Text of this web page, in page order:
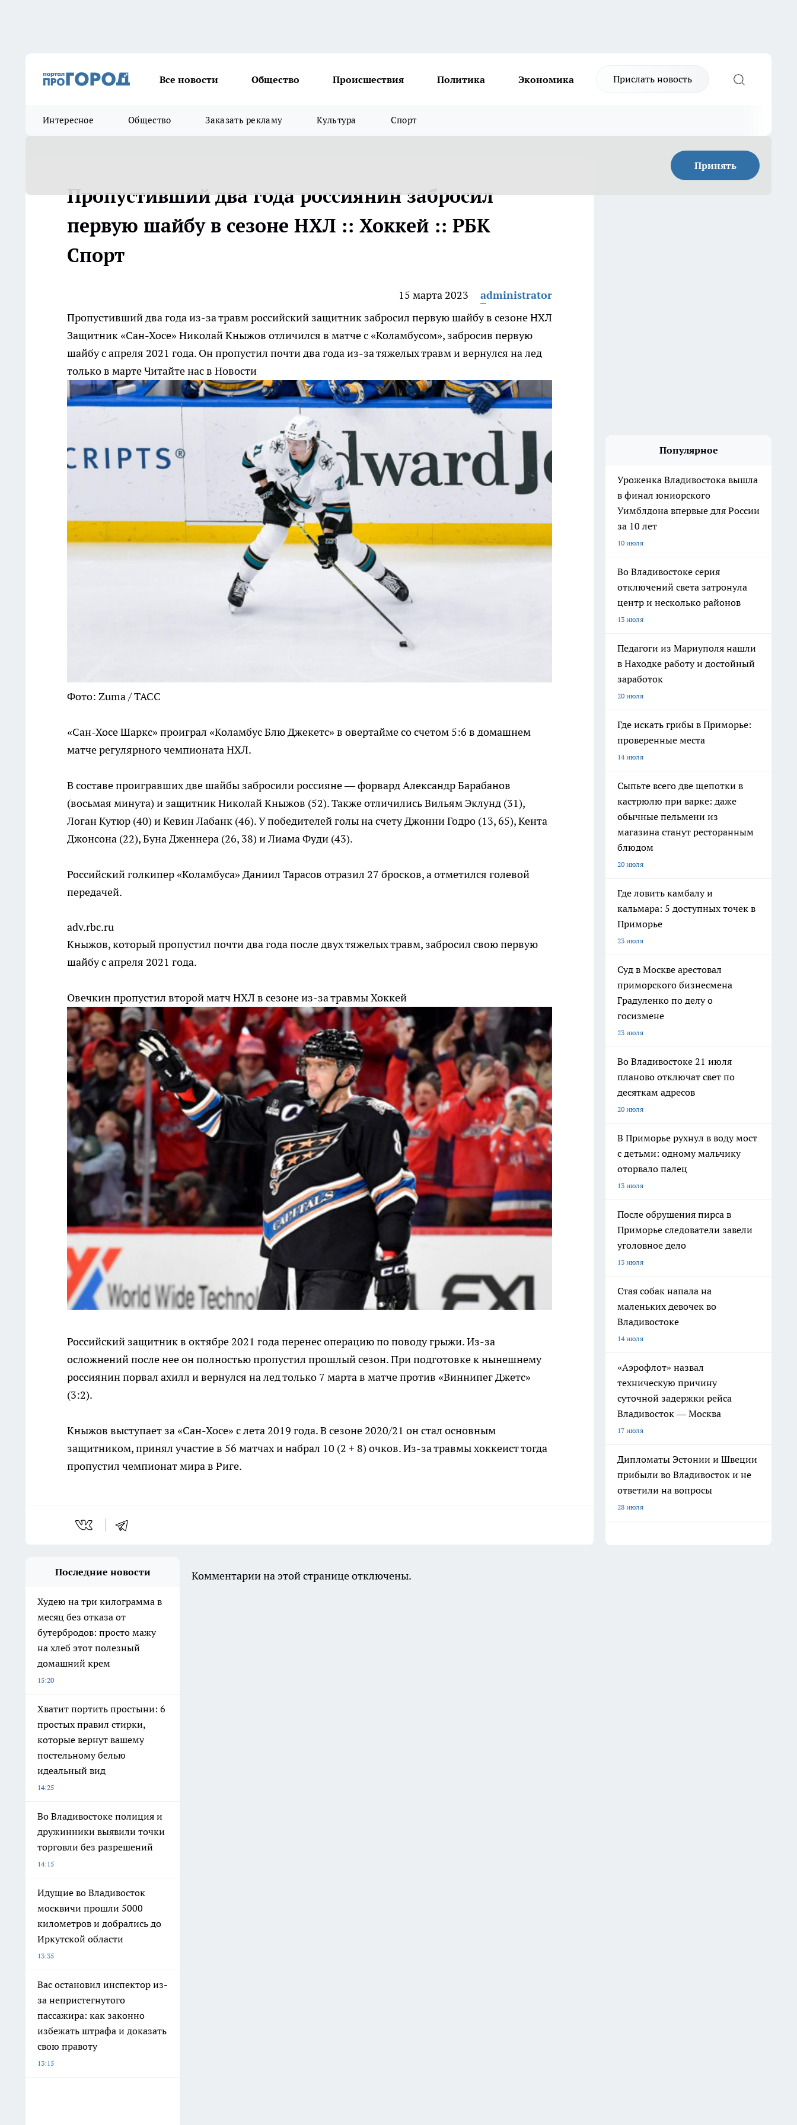
Все новости Общество Происшествия Политика Экономика Прислать новость
Интересное Общество Заказать рекламу Культура Спорт
Принять
Пропустивший два года россиянин забросил
первую шайбу в сезоне НХЛ :: Хоккей :: РБК
Спорт
15 марта 2023
administrator
Пропустивший два года из-за травм российский защитник забросил первую шайбу в сезоне НХЛ
Защитник «Сан-Хосе» Николай Кныжов отличился в матче с «Коламбусом», забросив первую
шайбу с апреля 2021 года. Он пропустил почти два года из-за тяжелых травм и вернулся на лед
только в мартеЧитайте нас в Новости
Фото: Zuma / ТАСС
«Сан-Хосе Шаркс» проиграл «Коламбус Блю Джекетс» в овертайме со счетом 5:6 в домашнем
матче регулярного чемпионата НХЛ.
В составе проигравших две шайбы забросили россияне — форвард Александр Барабанов
(восьмая минута) и защитник Николай Кныжов (52). Также отличились Вильям Эклунд (31),
Логан Кутюр (40) и Кевин Лабанк (46). У победителей голы на счету Джонни Годро (13, 65), Кента
Джонсона (22), Буна Дженнера (26, 38) и Лиама Фуди (43).
Российский голкипер «Коламбуса» Даниил Тарасов отразил 27 бросков, а отметился голевой
передачей.
adv.rbc.ru
Кныжов, который пропустил почти два года после двух тяжелых травм, забросил свою первую
шайбу с апреля 2021 года.
Овечкин пропустил второй матч НХЛ в сезоне из-за травмыХоккей
Российский защитник в октябре 2021 года перенес операцию по поводу грыжи. Из-за
осложнений после нее он полностью пропустил прошлый сезон. При подготовке к нынешнему
россиянин порвал ахилл и вернулся на лед только 7 марта в матче против «Виннипег Джетс»
(3:2).
Кныжов выступает за «Сан-Хосе» с лета 2019 года. В сезоне 2020/21 он стал основным
защитником, принял участие в 56 матчах и набрал 10 (2 + 8) очков. Из-за травмы хоккеист тогда
пропустил чемпионат мира в Риге.
Популярное
Уроженка Владивостока вышла
в финал юниорского
Уимблдона впервые для России
за 10 лет
10 июля
Во Владивостоке серия
отключений света затронула
центр и несколько районов
13 июля
Педагоги из Мариуполя нашли
в Находке работу и достойный
заработок
20 июля
Где искать грибы в Приморье:
проверенные места
14 июля
Сыпьте всего две щепотки в
кастрюлю при варке: даже
обычные пельмени из
магазина станут ресторанным
блюдом
20 июля
Где ловить камбалу и
кальмара: 5 доступных точек в
Приморье
23 июля
Суд в Москве арестовал
приморского бизнесмена
Градуленко по делу о
госизмене
23 июля
Во Владивостоке 21 июля
планово отключат свет по
десяткам адресов
20 июля
В Приморье рухнул в воду мост
с детьми: одному мальчику
оторвало палец
13 июля
После обрушения пирса в
Приморье следователи завели
уголовное дело
13 июля
Стая собак напала на
маленьких девочек во
Владивостоке
14 июля
«Аэрофлот» назвал
техническую причину
суточной задержки рейса
Владивосток — Москва
17 июля
Дипломаты Эстонии и Швеции
прибыли во Владивосток и не
ответили на вопросы
28 июля
Последние новости
Худею на три килограмма в
месяц без отказа от
бутербродов: просто мажу
на хлеб этот полезный
домашний крем
15:20
Хватит портить простыни: 6
простых правил стирки,
которые вернут вашему
постельному белью
идеальный вид
14:25
Во Владивостоке полиция и
дружинники выявили точки
торговли без разрешений
14:15
Идущие во Владивосток
москвичи прошли 5000
километров и добрались до
Иркутской области
13:35
Вас остановил инспектор из-
за непристегнутого
пассажира: как законно
избежать штрафа и доказать
свою правоту
13:15
Комментарии на этой странице отключены.